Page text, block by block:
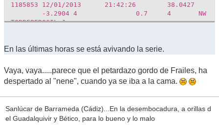
1185853
12/01/2013 21:42:26
38.0427
-3.2904 4 0.7 4
NW
TORREPEROGIL.J
TORREPEROGIL.J
1185841 12/01/2013 22:03:09
38.0557
4
NE
TORREPEROGIL.J
1185857 12/01/2013 22:15:04
38.0528
En las últimas horas se está avivando la serie.
Vaya, vaya.....parece que el petardazo gordo de Frailes, ha
despertado al "nene", cuando ya se iba a la cama.
Sanlúcar de Barrameda (Cádiz)...En la desembocadura, a orillas d
el Guadalquivir y Bético, para lo bueno y lo malo